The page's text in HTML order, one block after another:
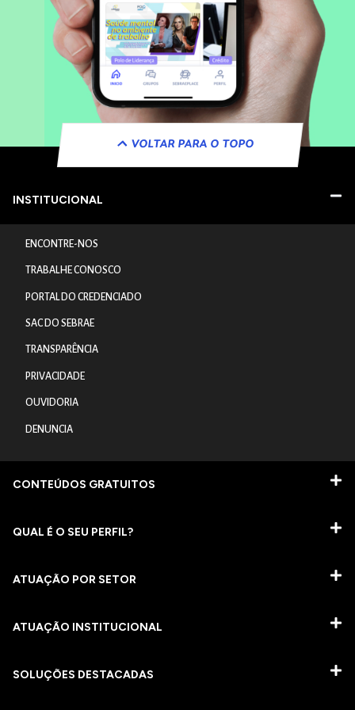
VOLTAR PARA O TOPO
INSTITUCIONAL
ENCONTRE-NOS
TRABALHE CONOSCO
PORTAL DO CREDENCIADO
SAC DO SEBRAE
TRANSPARÊNCIA
PRIVACIDADE
OUVIDORIA
DENUNCIA
CONTEÚDOS GRATUITOS
QUAL É O SEU PERFIL?
ATUAÇÃO POR SETOR
ATUAÇÃO INSTITUCIONAL
SOLUÇÕES DESTACADAS